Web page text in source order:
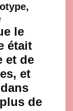
le
était
et de
et
de